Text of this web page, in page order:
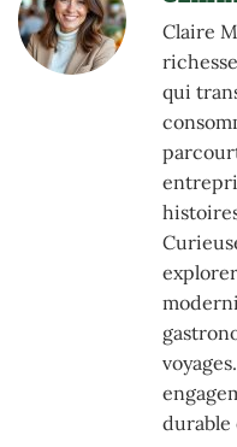
Claire
qui
durable